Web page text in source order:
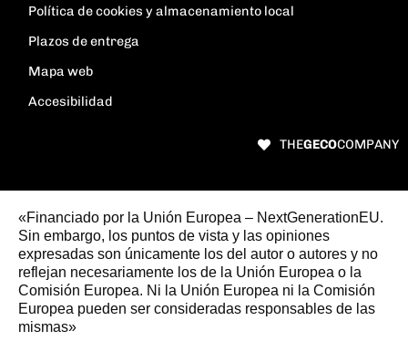
Política de cookies y almacenamiento local
Plazos de entrega
Mapa web
Accesibilidad
THEGECOCOMPANY
«Financiado por la Unión Europea – NextGenerationEU.
Sin embargo, los puntos de vista y las opiniones
expresadas son únicamente los del autor o autores y no
reflejan necesariamente los de la Unión Europea o la
Comisión Europea. Ni la Unión Europea ni la Comisión
Europea pueden ser consideradas responsables de las
mismas»